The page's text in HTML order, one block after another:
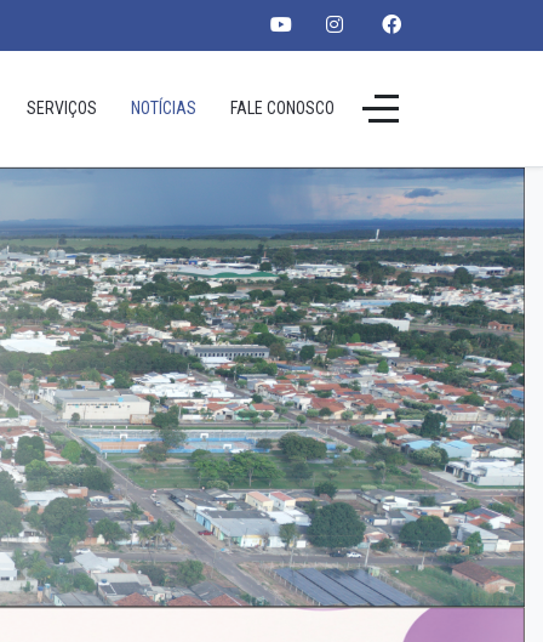
SERVIÇOS NOTÍCIAS FALE CONOSCO